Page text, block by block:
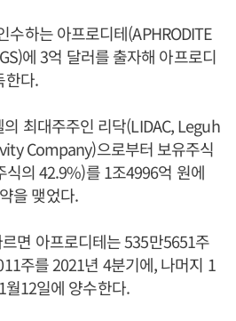
수하는 아프로디테(APHRODITE
에 3억 달러를 출자해 아프로디
한다.
최대주주인 리닥(LIDAC, Leguh
Company)으로부터 보유주식
의 42.9%)를 1조4996억 원에
을 맺었다.
면 아프로디테는 535만5651주
주를 2021년 4분기에, 나머지 1
12일에 양수한다.